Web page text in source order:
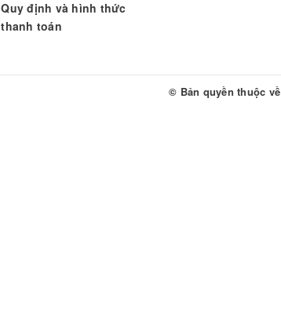
Quy định và hình thức
thanh toán
© Bản quyền thuộc về